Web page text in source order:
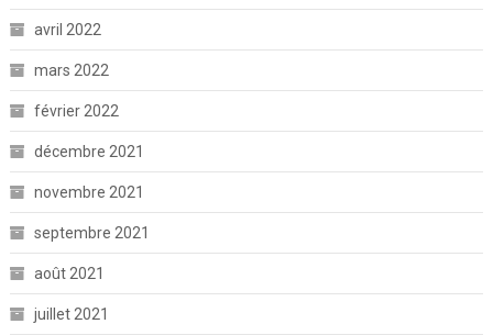
avril 2022
mars 2022
février 2022
décembre 2021
novembre 2021
septembre 2021
août 2021
juillet 2021